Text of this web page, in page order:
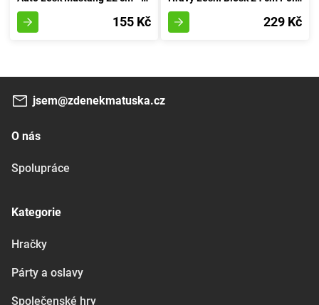
155 Kč 229 Kč
jsem@zdenekmatuska.cz
O nás
Spolupráce
Kategorie
Hračky
Párty a oslavy
Společenské hry